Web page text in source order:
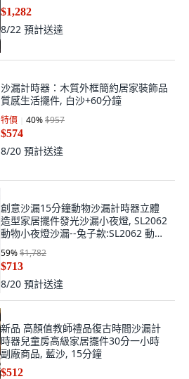
$1,282
8/22 預計送達
沙漏計時器：木質外框簡約居家裝飾品
質感生活擺件, 白沙+60分鐘
特價 40%$957
$574
8/20 預計送達
創意沙漏15分鐘動物沙漏計時器立體
造型家居擺件發光沙漏小夜燈, SL2062
動物小夜燈沙漏--兔子款:SL2062 動物
小夜燈沙漏--兔子款
59%$1,782
$713
8/20 預計送達
新品 高顏值教師禮品復古時間沙漏計
時器兒童房高級家居擺件30分一小時
副廠商品, 藍沙, 15分鐘
$512